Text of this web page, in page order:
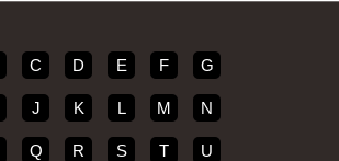
C D E F G
J K L M N
Q R S T U